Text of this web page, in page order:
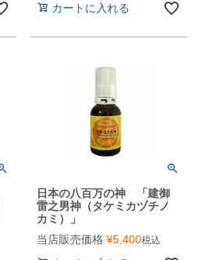
カートに入れる
日本の八百万の神 「建御
雷之男神（タケミカヅチノ
カミ）」
当店販売価格 ¥5,400税込